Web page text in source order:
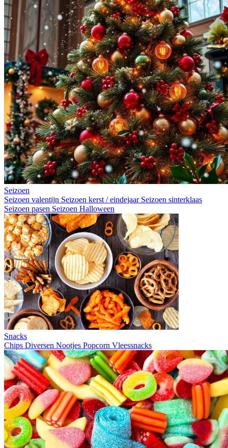
Seizoen
Seizoen valentijn Seizoen kerst / eindejaar Seizoen sinterklaas
Seizoen pasen Seizoen Halloween
Snacks
Chips Diversen Nootjes Popcorn Vleessnacks